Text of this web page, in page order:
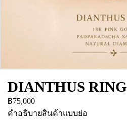
DIANTHUS RING
฿75,000
คำอธิบายสินค้าแบบย่อ